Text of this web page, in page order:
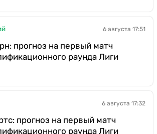
6 августа 17:51
прогноз на первый матч
раунда Лиги
6 августа 17:32
прогноз на первый матч
раунда Лиги